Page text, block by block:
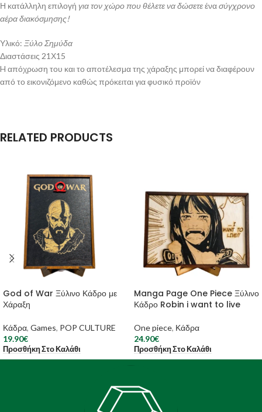
Η κατάλληλη επιλογή για τον χώρο που θέλετε να δώσετεένασύγχρονο
αέρα διακόσμησης!
Υλικό: Ξύλο Σημύδα
Διαστάσεις 21Χ15
H απόχρωση του και το αποτέλεσμα της χάραξης μπορεί να διαφέρουν
από το εικονιζόμενο καθώς πρόκειται για φυσικό προϊόν
RELATED PRODUCTS
God of War Ξύλινο Κάδρο με
Χάραξη
Κάδρα, Games, POP CULTURE
19.90€
Προσθήκη Στο Καλάθι
Manga Page One Piece Ξύλινο
Κάδρο Robin i want to live
One piece, Κάδρα
24.90€
Προσθήκη Στο Καλάθι